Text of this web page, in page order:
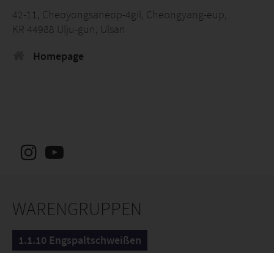
42-11, Cheoyongsaneop-4gil, Cheongyang-eup,
KR 44988 Ulju-gun, Ulsan
Homepage
WARENGRUPPEN
1.1.10 Engspaltschweißen